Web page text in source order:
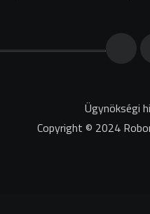
Ügynökségi
Copyright © 2024